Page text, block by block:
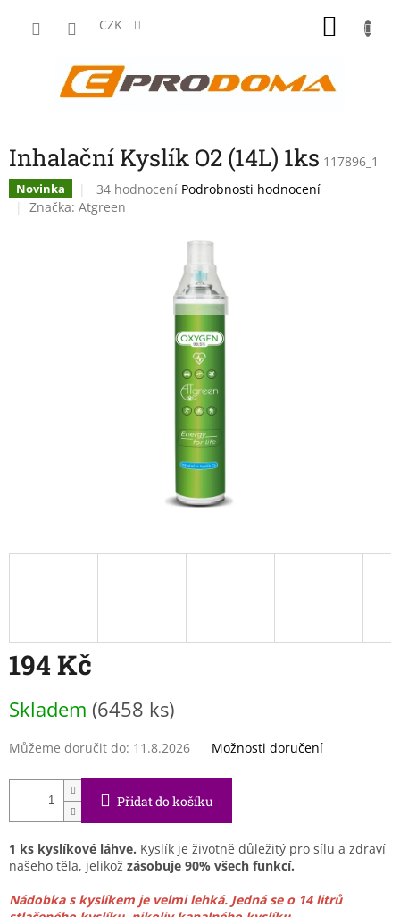
CZK
Inhalační Kyslík O2 (14L) 1ks 117896_1
Novinka
Průměrné
hodnocení
34 hodnocení Podrobnosti hodnocení
Značka: Atgreen
194 Kč
cena:
Skladem (6458 ks)
Můžeme doručit do: 11.8.2026 Možnosti doručení
Přidat do košíku
1 ks kyslíkové láhve. Kyslík je životně důležitý pro sílu a zdraví
našeho těla, jelikož zásobuje 90% všech funkcí.
Nádobka s kyslíkem je velmi lehká. Jedná se o 14 litrů